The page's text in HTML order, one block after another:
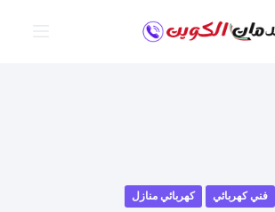
فني كهربائي كهربائي منازل